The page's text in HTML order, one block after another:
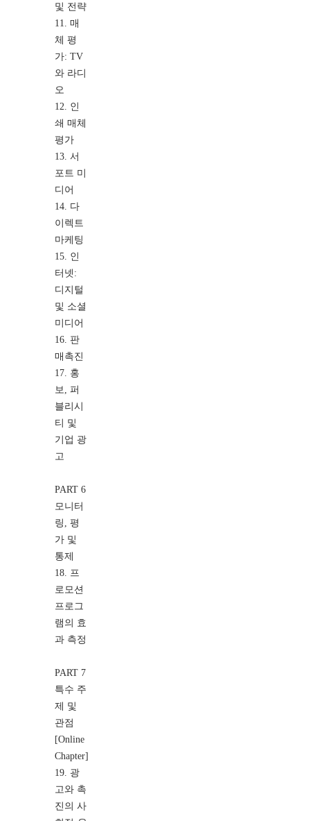
및 전략
11. 매
체 평
가: TV
와 라디
오
12. 인
쇄 매체
평가
13. 서
포트 미
디어
14. 다
이렉트
마케팅
15. 인
터넷:
디지털
및 소셜
미디어
16. 판
매촉진
17. 홍
보, 퍼
블리시
티 및
기업 광
고
PART 6
모니터
링, 평
가 및
통제
18. 프
로모션
프로그
램의 효
과 측정
PART 7
특수 주
제 및
관점
[Online
Chapter]
19. 광
고와 촉
진의 사